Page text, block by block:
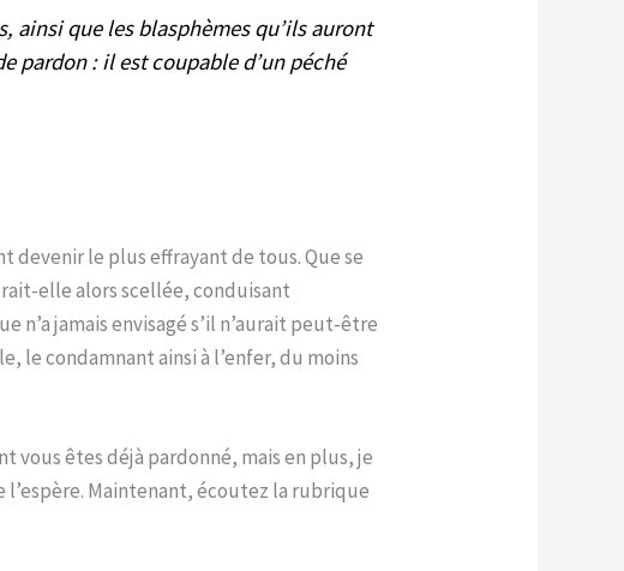
ainsi que les blasphèmes qu’ils auront
pardon : il est coupable d’un péché
devenir le plus effrayant de tous. Que se
elle alors scellée, conduisant
jamais envisagé s’il n’aurait peut-être
le condamnant ainsi à l’enfer, du moins
vous êtes déjà pardonné, mais en plus, je
l’espère. Maintenant, écoutez la rubrique